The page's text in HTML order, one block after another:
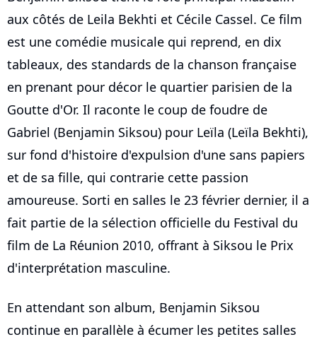
aux côtés de Leila Bekhti et Cécile Cassel. Ce film
est une comédie musicale qui reprend, en dix
tableaux, des standards de la chanson française
en prenant pour décor le quartier parisien de la
Goutte d'Or. Il raconte le coup de foudre de
Gabriel (Benjamin Siksou) pour Leïla (Leïla Bekhti),
sur fond d'histoire d'expulsion d'une sans papiers
et de sa fille, qui contrarie cette passion
amoureuse. Sorti en salles le 23 février dernier, il a
fait partie de la sélection officielle du Festival du
film de La Réunion 2010, offrant à Siksou le Prix
d'interprétation masculine.
En attendant son album, Benjamin Siksou
continue en parallèle à écumer les petites salles